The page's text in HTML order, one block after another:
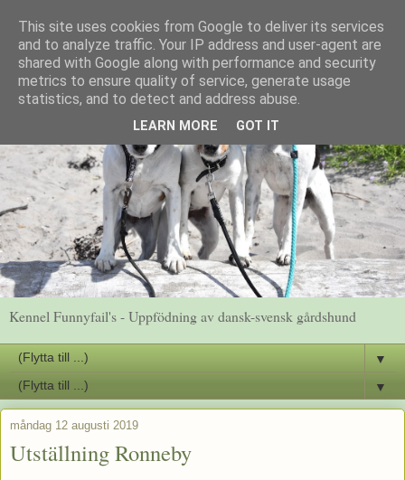
Kennel Funnyfail's - Uppfödning av dansk-svensk gårdshund
▼
▼
måndag 12 augusti 2019
Utställning Ronneby
This site uses cookies from Google to deliver its services
and to analyze traffic. Your IP address and user-agent are
shared with Google along with performance and security
metrics to ensure quality of service, generate usage
statistics, and to detect and address abuse.
LEARN MORE GOT IT